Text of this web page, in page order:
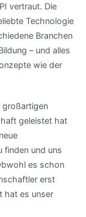
vertraut. Die
Technologie
Branchen
– und alles
wie der
großartigen
geleistet hat
finden und uns
es schon
erst
hat es unser